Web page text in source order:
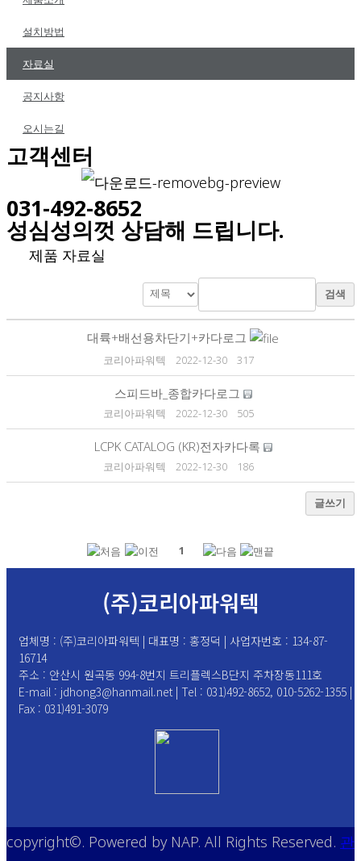
설치방법
자료실
공지사항
오시는길
고객센터
031-492-8652
성심성의껏 상담해 드립니다.
제품 자료실
검색
대륙+배선용차단기+카다로그
코리아파워텍 2022-12-30 317
스피드바_종합카다로그
코리아파워텍 2022-12-30 505
LCPK CATALOG (KR)전자카다록
코리아파워텍 2022-12-30 186
글쓰기
1
(주)코리아파워텍
업체명 : (주)코리아파워텍 | 대표명 : 홍정덕 | 사업자번호 : 134-87-
16714
주소 : 안산시 원곡동 994-8번지 트리플렉스B단지 주차장동111호
E-mail : jdhong3@hanmail.net | Tel : 031)492-8652, 010-5262-1355 |
Fax : 031)491-3079
copyright©. Powered by NAP. All Rights Reserved. 관